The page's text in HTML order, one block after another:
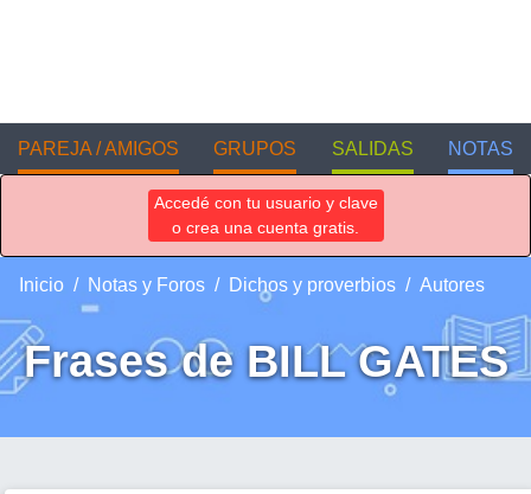
PAREJA / AMIGOS GRUPOS SALIDAS NOTAS
Accedé con tu usuario y clave
o crea una cuenta gratis.
Inicio Notas y Foros Dichos y proverbios Autores
Frases de BILL GATES